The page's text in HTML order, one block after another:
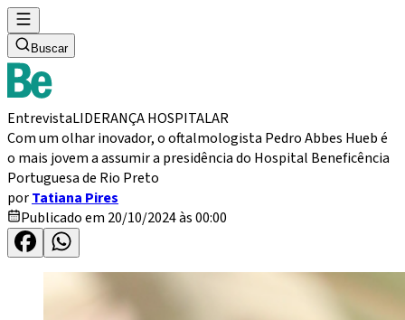
Buscar
EntrevistaLIDERANÇA HOSPITALAR
Com um olhar inovador, o oftalmologista Pedro Abbes Hueb é
o mais jovem a assumir a presidência do Hospital Beneficência
Portuguesa de Rio Preto
porTatiana Pires
Publicado em 20/10/2024 às 00:00